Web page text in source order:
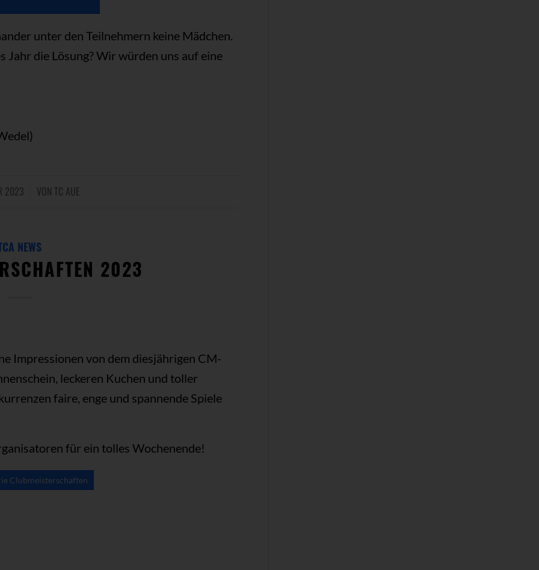
unter den Teilnehmern keine Mädchen.
die Lösung? Wir würden uns auf eine
2023 VON TC AUE
NEWS
2023
Impressionen von dem diesjährigen CM-
leckeren Kuchen und toller
faire, enge und spannende Spiele
für ein tolles Wochenende!
Clubmeisterschaften